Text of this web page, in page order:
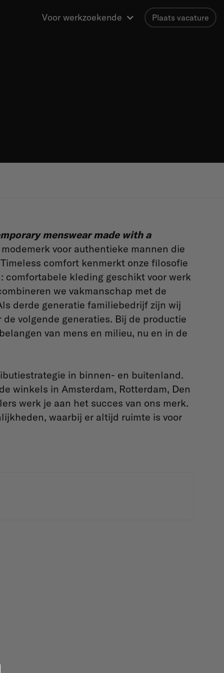
Voor werkzoekende Plaats vacature
menswear made with a
voor authentieke mannen die
comfort kenmerkt onze filosofie
kleding geschikt voor werk
we vakmanschap met de
derde generatie familiebedrijf zijn wij
volgende generaties. Bij de productie
van mens en milieu, nu en in de
in binnen- en buitenland.
winkels in Amsterdam, Rotterdam, Den
werk je aan het succes van ons merk.
waarbij er altijd ruimte is voor